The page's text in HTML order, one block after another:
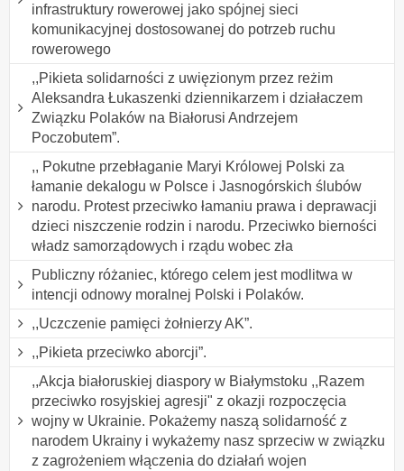
infrastruktury rowerowej jako spójnej sieci
komunikacyjnej dostosowanej do potrzeb ruchu
rowerowego
,,Pikieta solidarności z uwięzionym przez reżim
Aleksandra Łukaszenki dziennikarzem i działaczem
Związku Polaków na Białorusi Andrzejem
Poczobutem”.
,, Pokutne przebłaganie Maryi Królowej Polski za
łamanie dekalogu w Polsce i Jasnogórskich ślubów
narodu. Protest przeciwko łamaniu prawa i deprawacji
dzieci niszczenie rodzin i narodu. Przeciwko bierności
władz samorządowych i rządu wobec zła
Publiczny różaniec, którego celem jest modlitwa w
intencji odnowy moralnej Polski i Polaków.
,,Uczczenie pamięci żołnierzy AK”.
,,Pikieta przeciwko aborcji”.
,,Akcja białoruskiej diaspory w Białymstoku ,,Razem
przeciwko rosyjskiej agresji" z okazji rozpoczęcia
wojny w Ukrainie. Pokażemy naszą solidarność z
narodem Ukrainy i wykażemy nasz sprzeciw w związku
z zagrożeniem włączenia do działań wojen